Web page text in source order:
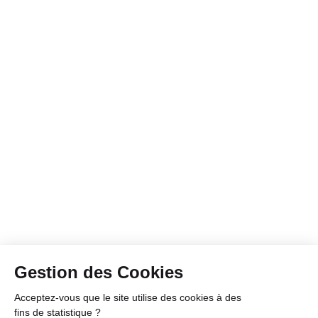
Gestion des Cookies
Acceptez-vous que le site utilise des cookies à des
fins de statistique ?